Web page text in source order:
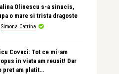
Olinescu s-a sinucis,
o mare si trista dragoste
Simona Catrina
Covaci: Tot ce mi-am
in viata am reusit! Dar
pret am platit…